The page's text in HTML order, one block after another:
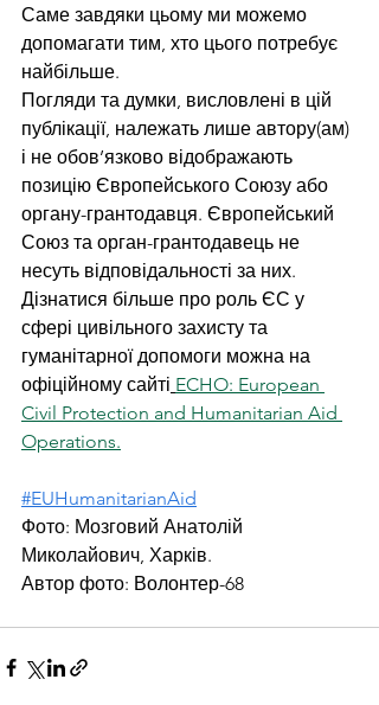
Саме завдяки цьому ми можемо
допомагати тим, хто цього потребує
найбільше.
Погляди та думки, висловлені в цій
публікації, належать лише автору(ам)
і не обов’язково відображають
позицію Європейського Союзу або
органу-грантодавця. Європейський
Союз та орган-грантодавець не
несуть відповідальності за них.
Дізнатися більше про роль ЄС у
сфері цивільного захисту та
гуманітарної допомоги можна на
офіційному сайті ECHO: European
Civil Protection and Humanitarian Aid
Operations.
#EUHumanitarianAid
Фото: Мозговий Анатолій
Миколайович, Харків.
Автор фото: Волонтер-68